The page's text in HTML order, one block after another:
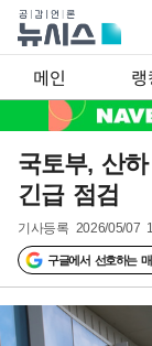
메인 랭
국토부, 산
긴급 점검
기사등록 2026/05/07
구글에서 선호하는